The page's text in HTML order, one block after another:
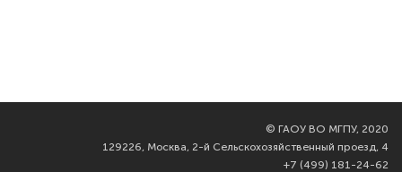
© ГАОУ ВО МГПУ, 2020
129226, Москва, 2-й Сельскохозяйственный проезд, 4
+7 (499) 181-24-62